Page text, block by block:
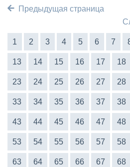
Предыдущая страница
1 2 3 4 5 6 7
13 14 15 16 17 18
23 24 25 26 27 28
33 34 35 36 37 38
43 44 45 46 47 48
53 54 55 56 57 58
63 64 65 66 67 68